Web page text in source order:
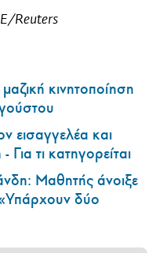
Reuters
κινητοποίηση
εισαγγελέα και
τι κατηγορείται
Μαθητής άνοιξε
δύο